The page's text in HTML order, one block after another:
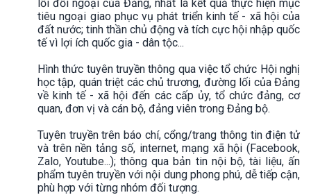
lối đối ngoại của Đảng, nhất là kết quả thực hiện mục
tiêu ngoại giao phục vụ phát triển kinh tế - xã hội của
đất nước; tinh thần chủ động và tích cực hội nhập quốc
tế vì lợi ích quốc gia - dân tộc...
Hình thức tuyên truyền thông qua việc tổ chức Hội nghị
học tập, quán triệt các chủ trương, đường lối của Đảng
về kinh tế - xã hội đến các cấp ủy, tổ chức đảng, cơ
quan, đơn vị và cán bộ, đảng viên trong Đảng bộ.
Tuyên truyền trên báo chí, cổng/trang thông tin điện tử
và trên nền tảng số, internet, mạng xã hội (Facebook,
Zalo, Youtube...); thông qua bản tin nội bộ, tài liệu, ấn
phẩm tuyên truyền với nội dung phong phú, dễ tiếp cận,
phù hợp với từng nhóm đối tượng.